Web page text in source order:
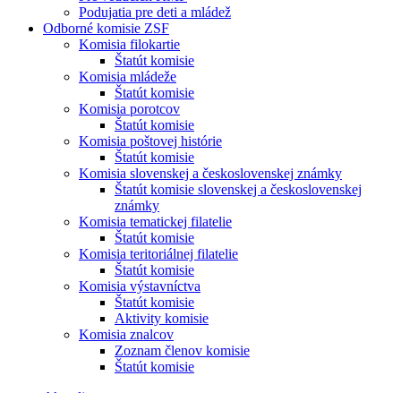
Podujatia pre deti a mládež
Odborné komisie ZSF
Komisia filokartie
Štatút komisie
Komisia mládeže
Štatút komisie
Komisia porotcov
Štatút komisie
Komisia poštovej histórie
Štatút komisie
Komisia slovenskej a československej známky
Štatút komisie slovenskej a československej
známky
Komisia tematickej filatelie
Štatút komisie
Komisia teritoriálnej filatelie
Štatút komisie
Komisia výstavníctva
Štatút komisie
Aktivity komisie
Komisia znalcov
Zoznam členov komisie
Štatút komisie